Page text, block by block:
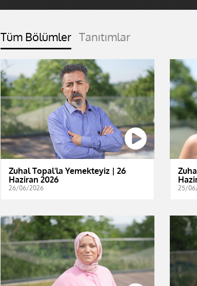
Tüm Bölümler Tanıtımlar
Zuhal Topal'la Yemekteyiz | 26
Haziran 2026
26/06/2026 25/